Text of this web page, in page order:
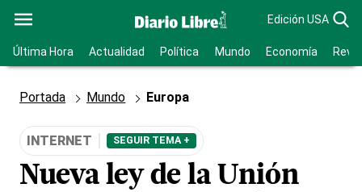
Edición USA
Última Hora Actualidad Política Mundo Economía
Portada Mundo Europa
INTERNET SEGUIR TEMA +
Nueva ley de la Unión